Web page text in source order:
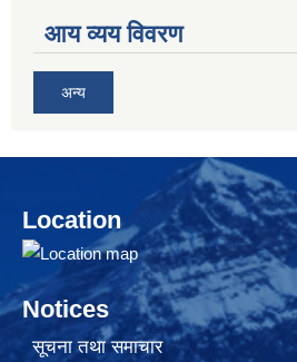
आय व्यय विवरण
अन्य
Location
Notices
सूचना तथा समाचार